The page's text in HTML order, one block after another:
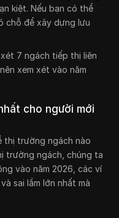
kiệt. Nếu bạn có thể
chỗ để xây dựng lưu
7 ngách tiếp thị liên
xem xét vào năm
cho người mới
thị trường ngách nào
trường ngách, chúng ta
vào năm 2026, các ví
sai lầm lớn nhất mà